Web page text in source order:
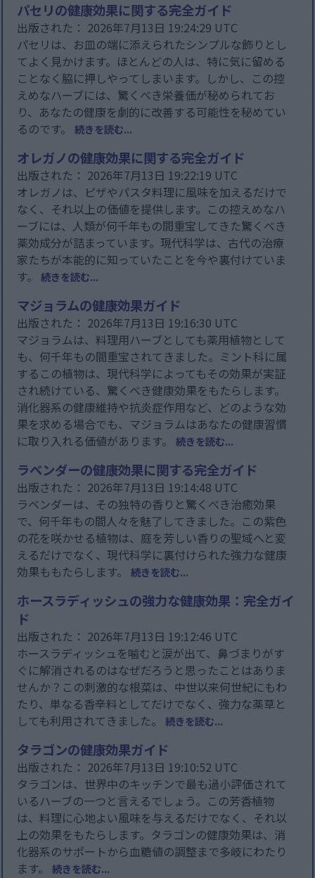
パセリの健康効果に関する完全ガイド
出版された： 2026年7月13日 19:24:29 UTC
パセリは、お皿の端に添えられたシンプルな飾りとし
てよく見かけます。ほとんどの人は、特に気に留める
ことなく脇に押しやってしまいます。しかし、この控
えめなハーブには、驚くべき栄養価が秘められてお
り、あなたの健康を劇的に改善する可能性を秘めてい
るのです。続きを読む...
オレガノの健康効果に関する完全ガイド
出版された： 2026年7月13日 19:22:19 UTC
オレガノは、ピザやパスタ料理に風味を加えるだけで
なく、それ以上の価値を提供します。この控えめなハ
ーブには、人類が何千年もの間重宝してきた驚くべき
薬効成分が詰まっています。現代科学は、古代の治療
家たちが本能的に知っていたことを今や裏付けていま
す。続きを読む...
マジョラムの健康効果ガイド
出版された： 2026年7月13日 19:16:30 UTC
マジョラムは、料理用ハーブとしても薬用植物として
も、何千年もの間重宝されてきました。ミント科に属
するこの植物は、現代科学によってもその効果が実証
され続けている、驚くべき健康効果をもたらします。
消化器系の健康維持や抗炎症作用など、どのような効
果を求める場合でも、マジョラムはあなたの健康習慣
に取り入れる価値があります。続きを読む...
ラベンダーの健康効果に関する完全ガイド
出版された： 2026年7月13日 19:14:48 UTC
ラベンダーは、その独特の香りと驚くべき治癒効果
で、何千年もの間人々を魅了してきました。この紫色
の花を咲かせる植物は、庭を芳しい香りの聖域へと変
えるだけでなく、現代科学に裏付けられた強力な健康
効果ももたらします。続きを読む...
ホースラディッシュの強力な健康効果：完全ガイ
ド
出版された： 2026年7月13日 19:12:46 UTC
ホースラディッシュを噛むと涙が出て、鼻づまりがす
ぐに解消されるのはなぜだろうと思ったことはありま
せんか？この刺激的な根菜は、中世以来何世紀にもわ
たり、単なる香辛料としてだけでなく、強力な薬草と
しても利用されてきました。続きを読む...
タラゴンの健康効果ガイド
出版された： 2026年7月13日 19:10:52 UTC
タラゴンは、世界中のキッチンで最も過小評価されて
いるハーブの一つと言えるでしょう。この芳香植物
は、料理に心地よい風味を与えるだけでなく、それ以
上の効果をもたらします。タラゴンの健康効果は、消
化器系のサポートから血糖値の調整まで多岐にわたり
ます。続きを読む...